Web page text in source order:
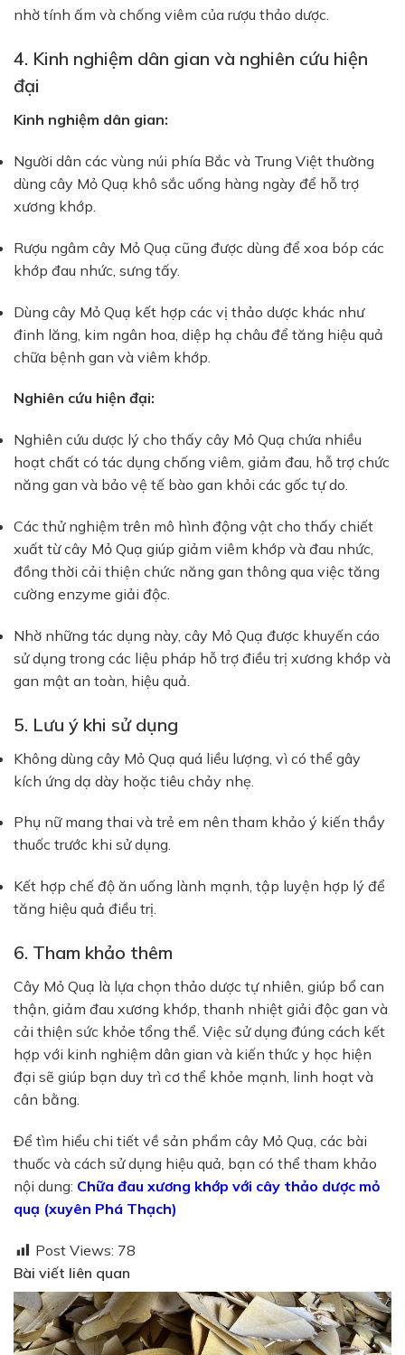
nhờ tính ấm và chống viêm của rượu thảo dược.
4. Kinh nghiệm dân gian và nghiên cứu hiện
đại
Kinh nghiệm dân gian:
Người dân các vùng núi phía Bắc và Trung Việt thường
dùng cây Mỏ Quạ khô sắc uống hàng ngày để hỗ trợ
xương khớp.
Rượu ngâm cây Mỏ Quạ cũng được dùng để xoa bóp các
khớp đau nhức, sưng tấy.
Dùng cây Mỏ Quạ kết hợp các vị thảo dược khác như
đinh lăng, kim ngân hoa, diệp hạ châu để tăng hiệu quả
chữa bệnh gan và viêm khớp.
Nghiên cứu hiện đại:
Nghiên cứu dược lý cho thấy cây Mỏ Quạ chứa nhiều
hoạt chất có tác dụng chống viêm, giảm đau, hỗ trợ chức
năng gan và bảo vệ tế bào gan khỏi các gốc tự do.
Các thử nghiệm trên mô hình động vật cho thấy chiết
xuất từ cây Mỏ Quạ giúp giảm viêm khớp và đau nhức,
đồng thời cải thiện chức năng gan thông qua việc tăng
cường enzyme giải độc.
Nhờ những tác dụng này, cây Mỏ Quạ được khuyến cáo
sử dụng trong các liệu pháp hỗ trợ điều trị xương khớp và
gan mật an toàn, hiệu quả.
5. Lưu ý khi sử dụng
Không dùng cây Mỏ Quạ quá liều lượng, vì có thể gây
kích ứng dạ dày hoặc tiêu chảy nhẹ.
Phụ nữ mang thai và trẻ em nên tham khảo ý kiến thầy
thuốc trước khi sử dụng.
Kết hợp chế độ ăn uống lành mạnh, tập luyện hợp lý để
tăng hiệu quả điều trị.
6. Tham khảo thêm
Cây Mỏ Quạ là lựa chọn thảo dược tự nhiên, giúp bổ can
thận, giảm đau xương khớp, thanh nhiệt giải độc gan và
cải thiện sức khỏe tổng thể. Việc sử dụng đúng cách kết
hợp với kinh nghiệm dân gian và kiến thức y học hiện
đại sẽ giúp bạn duy trì cơ thể khỏe mạnh, linh hoạt và
cân bằng.
Để tìm hiểu chi tiết về sản phẩm cây Mỏ Quạ, các bài
thuốc và cách sử dụng hiệu quả, bạn có thể tham khảo
nội dung: Chữa đau xương khớp với cây thảo dược mỏ
quạ (xuyên Phá Thạch)
Post Views: 78
Bài viết liên quan